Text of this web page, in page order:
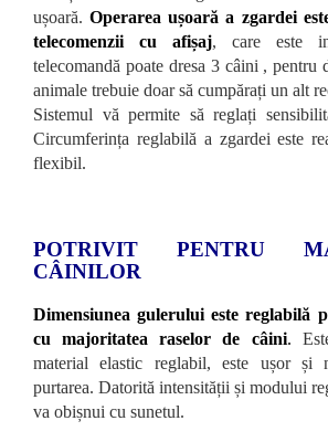
ușoară. Operarea ușoară a zgardei
telecomenzii cu afișaj, care este
telecomandă poate dresa 3 câini , pentru
animale trebuie doar să cumpărați un alt
Sistemul vă permite să reglați
Circumferința reglabilă a zgardei este
flexibil.
POTRIVIT PENTRU
CÂINILOR
Dimensiunea gulerului este reglabilă
cu majoritatea raselor de câini.
material elastic reglabil, este ușor și
purtarea. Datorită intensității și modului
va obișnui cu sunetul.